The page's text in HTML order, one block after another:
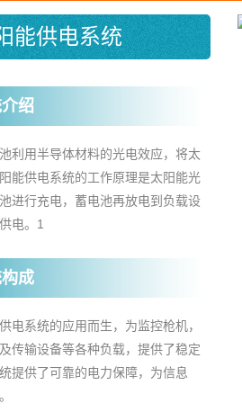
能供电系统
绍
利用半导体材料的光电效应，将太
能供电系统的工作原理是太阳能光
进行充电，蓄电池再放电到负载设
电。1
成
电系统的应用而生，为监控枪机，
传输设备等各种负载，提供了稳定
提供了可靠的电力保障，为信息